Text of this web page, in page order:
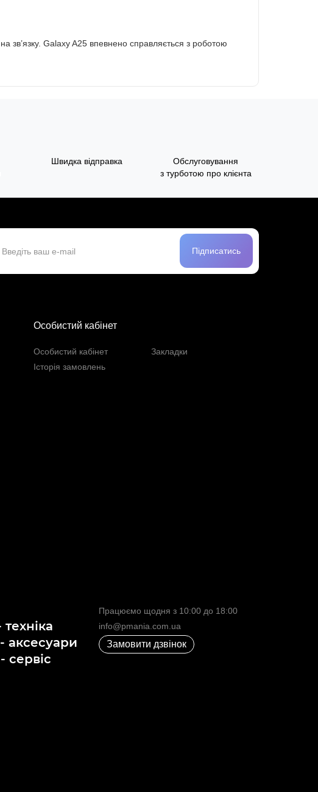
зв’язку. Galaxy A25 впевнено справляється з роботою
Швидка відправка
Обслуговування
з турботою про клієнта
Підписатись
Особистий кабінет
Особистий кабінет
Історія замовлень
Закладки
аксесуари
сервіс
Працюємо щодня з 10:00 до 18:00
info@pmania.com.ua
Замовити дзвінок